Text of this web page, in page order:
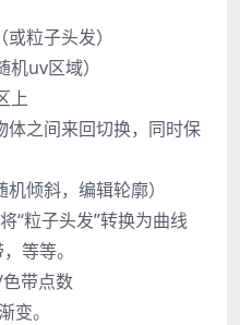
粒子头发）
uv区域）
上
体之间来回切换，同时保
倾斜，编辑轮廓）
“粒子头发”转换为曲线
等等。
带点数
变。